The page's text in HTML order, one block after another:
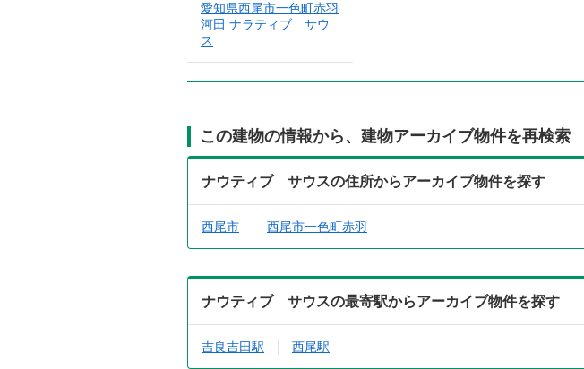
愛知県西尾市一色町赤羽
河田 ナラティブ サウ
ス
この建物の情報から、建物アーカイブ物件を再検索
ナウティブ サウスの住所からアーカイブ物件を探す
西尾市 西尾市一色町赤羽
ナウティブ サウスの最寄駅からアーカイブ物件を探す
吉良吉田駅 西尾駅